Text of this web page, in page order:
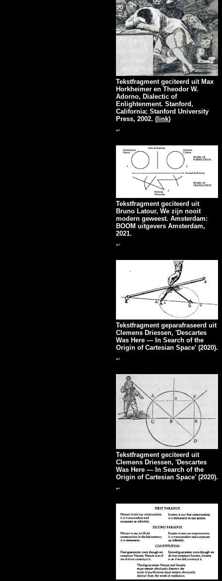
Tekstfragment geciteerd uit Max
Horkheimer en Theodor W.
Adorno, Dialectic of
Enlightenment. Stanford,
California: Stanford University
Press, 2002. (link)
↩
Tekstfragment geciteerd uit
Bruno Latour, We zijn nooit
modern geweest. Amsterdam:
BOOM uitgevers Amsterdam,
2021.
↩
Tekstfragment geparafraseerd uit
Clemens Driessen, 'Descartes
Was Here — In Search of the
Origin of Cartesian Space' (2020).
↩
Tekstfragment geciteerd uit
Clemens Driessen, 'Descartes
Was Here — In Search of the
Origin of Cartesian Space' (2020).
↩